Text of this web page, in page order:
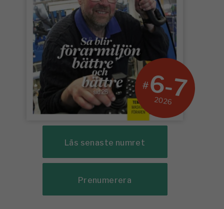
#6-7
2026
Läs senaste numret
Prenumerera